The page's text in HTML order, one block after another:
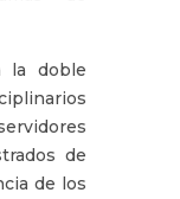
la doble
de
de los